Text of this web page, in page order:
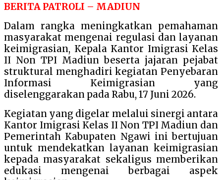
BERITA PATROLI – MADIUN
Dalam rangka meningkatkan pemahaman
masyarakat mengenai regulasi dan layanan
keimigrasian, Kepala Kantor Imigrasi Kelas
II Non TPI Madiun beserta jajaran pejabat
struktural menghadiri kegiatan Penyebaran
Informasi Keimigrasian yang
diselenggarakan pada Rabu, 17 Juni 2026.
Kegiatan yang digelar melalui sinergi antara
Kantor Imigrasi Kelas II Non TPI Madiun dan
Pemerintah Kabupaten Ngawi ini bertujuan
untuk mendekatkan layanan keimigrasian
kepada masyarakat sekaligus memberikan
edukasi mengenai berbagai aspek